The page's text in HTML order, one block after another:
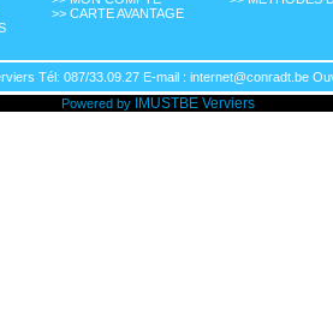
>> CARTE AVANTAGE
Tél: 087/33.09.27 E-mail : internet@conradt.be
Powered by
IMUSTBE Verviers